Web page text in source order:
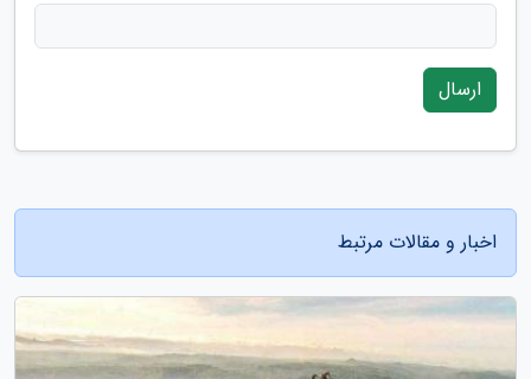
ارسال
اخبار و مقالات مرتبط